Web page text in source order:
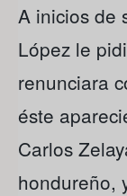
A inicios de
López le
renunciara
éste
Carlos
hondureño,